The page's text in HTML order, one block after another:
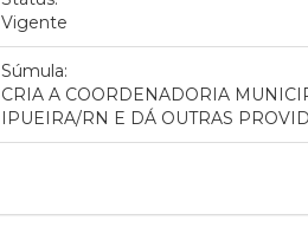
Vigente
Súmula:
CRIA A COORDENADORIA
IPUEIRA/RN E DÁ OUTRAS